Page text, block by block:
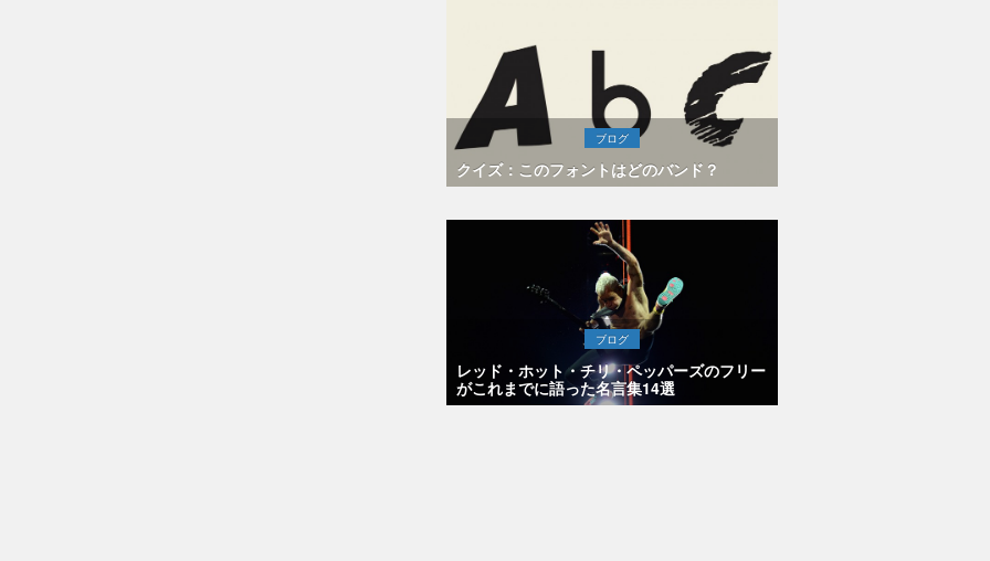
ブログ
クイズ：このフォントはどのバンド？
ブログ
レッド・ホット・チリ・ペッパーズのフリー
がこれまでに語った名言集14選